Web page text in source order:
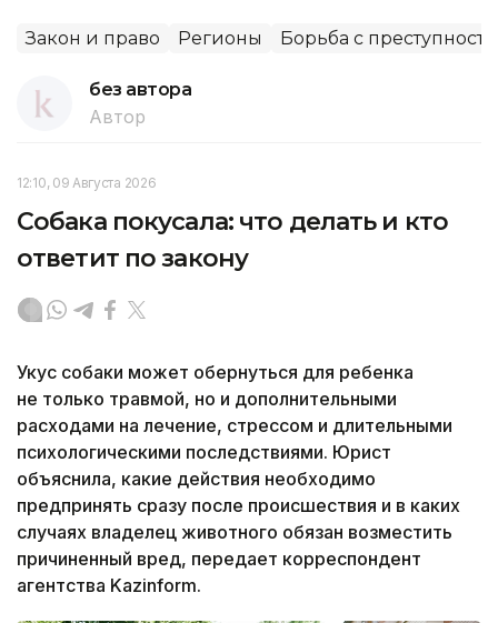
Закон и право Регионы Борьба с
без автора
Автор
12:10, 09 Августа 2026
Собака покусала: что делать и кто
ответит по закону
Укус собаки может обернуться для ребенка
не только травмой, но и дополнительными
расходами на лечение, стрессом и длительными
психологическими последствиями. Юрист
объяснила, какие действия необходимо
предпринять сразу после происшествия и в каких
случаях владелец животного обязан возместить
причиненный вред, передает корреспондент
агентства Kazinform.